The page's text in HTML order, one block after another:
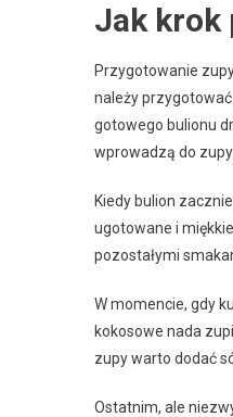
Jak krok
Przygotowanie
należy
gotowego bulionu
wprowadzą do
Kiedy bulion
ugotowane i
pozostałymi
W momencie, gdy
kokosowe nada
zupy warto dodać
Ostatnim, ale